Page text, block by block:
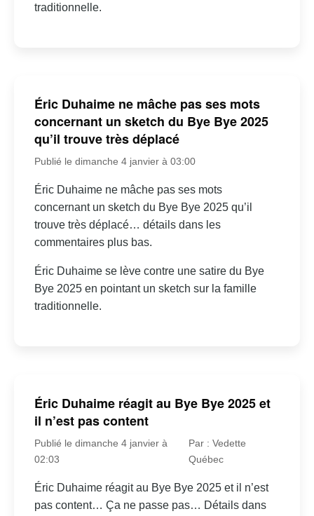
traditionnelle.
Éric Duhaime ne mâche pas ses mots
concernant un sketch du Bye Bye 2025
qu’il trouve très déplacé
Publié le dimanche 4 janvier à 03:00
Éric Duhaime ne mâche pas ses mots
concernant un sketch du Bye Bye 2025 qu’il
trouve très déplacé… détails dans les
commentaires plus bas.
Éric Duhaime se lève contre une satire du Bye
Bye 2025 en pointant un sketch sur la famille
traditionnelle.
Éric Duhaime réagit au Bye Bye 2025 et
il n’est pas content
Publié le dimanche 4 janvier à
02:03
Par : Vedette
Québec
Éric Duhaime réagit au Bye Bye 2025 et il n’est
pas content… Ça ne passe pas… Détails dans